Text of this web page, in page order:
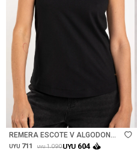
Talle
REMERA ESCOTE V ALGODON
PEINADO - NEGRO
UYU 711 UYU 1.090UYU 604